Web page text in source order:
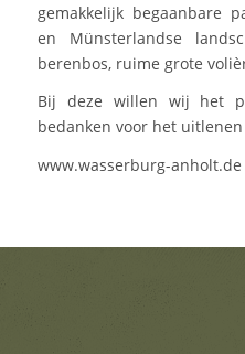
gemakkelijk begaanbare
en Münsterlandse
berenbos, ruime grote
Bij deze willen wij het
bedanken voor het
www.wasserburg-anholt.de